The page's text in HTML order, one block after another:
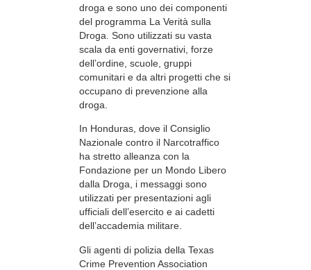
droga e sono uno dei componenti
del programma La Verità sulla
Droga. Sono utilizzati su vasta
scala da enti governativi, forze
dell’ordine, scuole, gruppi
comunitari e da altri progetti che si
occupano di prevenzione alla
droga.
In Honduras, dove il Consiglio
Nazionale contro il Narcotraffico
ha stretto alleanza con la
Fondazione per un Mondo Libero
dalla Droga, i messaggi sono
utilizzati per presentazioni agli
ufficiali dell’esercito e ai cadetti
dell’accademia militare.
Gli agenti di polizia della Texas
Crime Prevention Association